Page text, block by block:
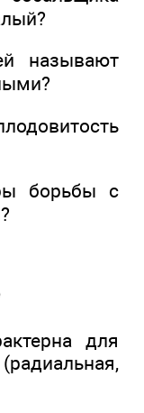
называют
борьбы с
для